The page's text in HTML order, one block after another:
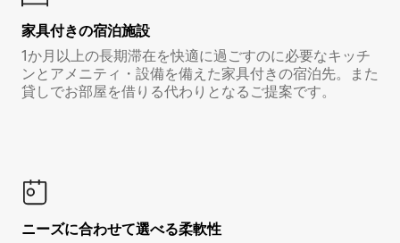
家具付き⁠の宿⁠泊⁠施⁠設
1か月以上の長期滞在を快適に過ごすのに必要なキッチ
ンとアメニティ・設備を備えた家具付きの宿泊先。また
貸しでお部屋を借りる代わりとなるご提案です。
ニーズに合わせて選べる柔軟性